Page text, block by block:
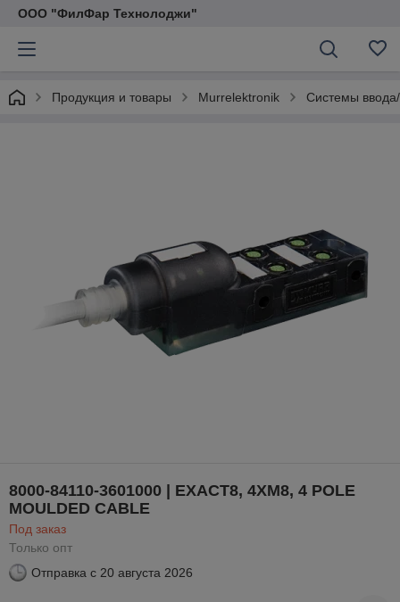
ООО "ФилФар Технолоджи"
Продукция и товары Murrelektronik Системы
8000-84110-3601000 | EXACT8, 4XM8, 4 POLE
MOULDED CABLE
Под заказ
Только опт
Отправка с 20 августа 2026